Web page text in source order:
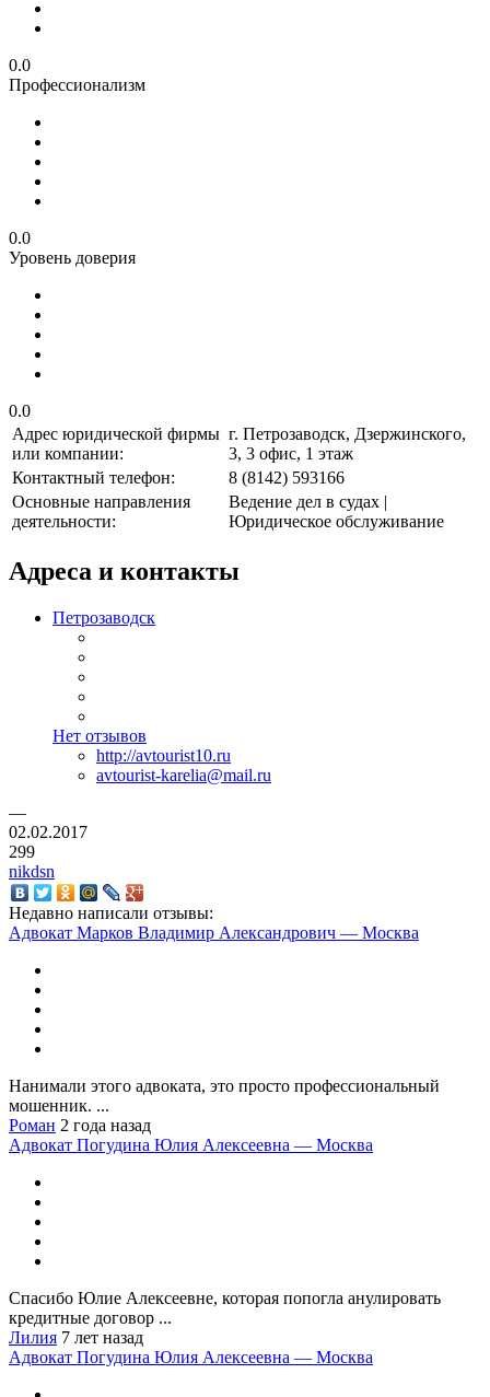
0.0
Профессионализм
0.0
Уровень доверия
0.0
Адрес юридической фирмы
или компании:
г. Петрозаводск, Дзержинского,
3, 3 офис, 1 этаж
Контактный телефон:
8 (8142) 593166
Основные направления
деятельности:
Ведение дел в судах |
Юридическое обслуживание
Адреса и контакты
Петрозаводск
Нет отзывов
http://avtourist10.ru
avtourist-karelia@mail.ru
—
02.02.2017
299
nikdsn
Недавно написали отзывы:
Адвокат Марков Владимир Александрович — Москва
Нанимали этого адвоката, это просто профессиональный
мошенник. ...
Роман 2 года назад
Адвокат Погудина Юлия Алексеевна — Москва
Спасибо Юлие Алексеевне, которая попогла анулировать
кредитные договор ...
Лилия 7 лет назад
Адвокат Погудина Юлия Алексеевна — Москва